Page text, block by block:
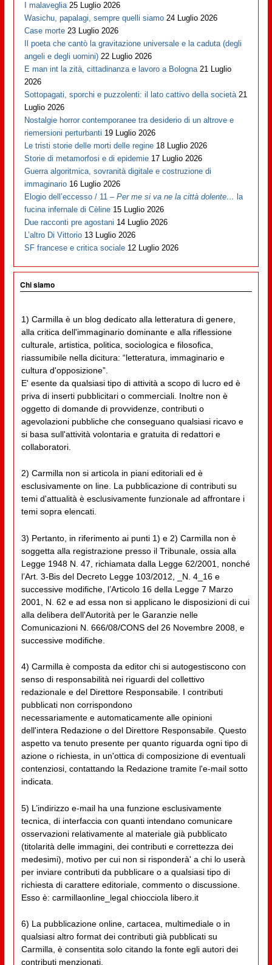
I malaveglia 25 Luglio 2026
Wasichu, papalagi, sempre quelli siamo 24 Luglio 2026
Case morte 23 Luglio 2026
Il poeta che cantò la gravitazione universale e la caduta (degli
angeli e degli uomini) 22 Luglio 2026
E man int la zità, cittadinanza e lavoro a Bologna 21 Luglio
2026
Sottopagati, sporchi e puzzolenti: il lato cattivo della società 21
Luglio 2026
Nostalgie horror contemporanee tra desiderio di un altrove e
riemersioni perturbanti 19 Luglio 2026
Le tristi storie delle morti delle regine 18 Luglio 2026
Storie di metamorfosi e di epidemie 17 Luglio 2026
Guerra algoritmica, sovranità digitale e costruzione di
immaginario 16 Luglio 2026
Elogio dell’eccesso / 11 –Per me si va ne la città dolente… la
fucina infernale di Cèline 15 Luglio 2026
Due racconti pre agostani 14 Luglio 2026
L’altro Di Vittorio 13 Luglio 2026
SF francese e critica sociale 12 Luglio 2026
Chi siamo
1) Carmilla è un blog dedicato alla letteratura di genere,
alla critica dell'immaginario dominante e alla riflessione
culturale, artistica, politica, sociologica e filosofica,
riassumibile nella dicitura: “letteratura, immaginario e
cultura d'opposizione”.
E' esente da qualsiasi tipo di attività a scopo di lucro ed è
priva di inserti pubblicitari o commerciali. Inoltre non è
oggetto di domande di provvidenze, contributi o
agevolazioni pubbliche che conseguano qualsiasi ricavo e
si basa sull'attività volontaria e gratuita di redattori e
collaboratori.
2) Carmilla non si articola in piani editoriali ed è
esclusivamente on line. La pubblicazione di contributi su
temi d'attualità è esclusivamente funzionale ad affrontare i
temi sopra elencati.
3) Pertanto, in riferimento ai punti 1) e 2) Carmilla non è
soggetta alla registrazione presso il Tribunale, ossia alla
Legge 1948 N. 47, richiamata dalla Legge 62/2001, nonché
l’Art. 3-Bis del Decreto Legge 103/2012, _N. 4_16 e
successive modifiche, l’Articolo 16 della Legge 7 Marzo
2001, N. 62 e ad essa non si applicano le disposizioni di cui
alla delibera dell'Autorità per le Garanzie nelle
Comunicazioni N. 666/08/CONS del 26 Novembre 2008, e
successive modifiche.
4) Carmilla è composta da editor chi si autogestiscono con
senso di responsabilità nei riguardi del collettivo
redazionale e del Direttore Responsabile. I contributi
pubblicati non corrispondono
necessariamente e automaticamente alle opinioni
dell'intera Redazione o del Direttore Responsabile. Questo
aspetto va tenuto presente per quanto riguarda ogni tipo di
azione o richiesta, in un'ottica di composizione di eventuali
contenziosi, contattando la Redazione tramite l'e-mail sotto
indicata.
5) L’indirizzo e-mail ha una funzione esclusivamente
tecnica, di interfaccia con quanti intendano comunicare
osservazioni relativamente al materiale già pubblicato
(titolarità delle immagini, dei contributi e correttezza dei
medesimi), motivo per cui non si risponderà' a chi lo userà
per inviare contributi da pubblicare o a qualsiasi tipo di
richiesta di carattere editoriale, commento o discussione.
Esso è: carmillaonline_legal chiocciola libero.it
6) La pubblicazione online, cartacea, multimediale o in
qualsiasi altro format dei contributi già pubblicati su
Carmilla, è consentita solo citando la fonte egli autori dei
contributi menzionati.